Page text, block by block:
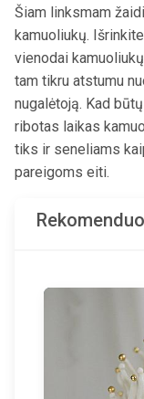
Šiam linksmam
kamuoliukų.
vienodai
tam tikru atstumu
nugalėtoją. Kad
ribotas laikas
tiks ir seneliams
pareigoms eiti.